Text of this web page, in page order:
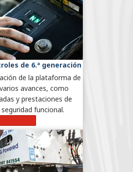
de 6.ª generación
de la plataforma de
avances, como
y prestaciones de
funcional.